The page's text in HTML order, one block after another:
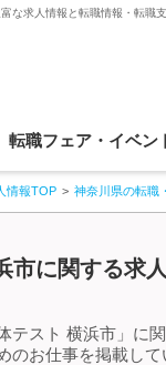
な求人情報と転職情報・転職
転職フェア・イベン
情報TOP 神奈川県の転職
市に関する求
テスト 横浜市」に
のお仕事を掲載し